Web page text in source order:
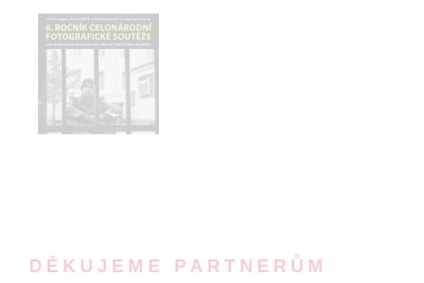
DĚKUJEME PARTNERŮM